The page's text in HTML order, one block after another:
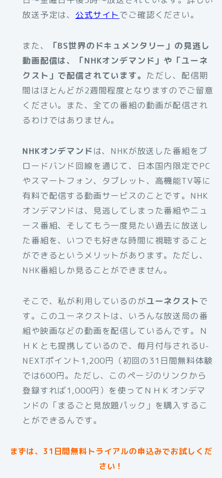
放送予定は、 公式サイトでご確認ください。
また、
「BS世界のドキュメンタリー」の見逃し
動画配信は、「NHKオンデマンド」や「ユーネ
クスト」で配信されています。 ただし、配信期
間はほとんどが2週間程度となりますのでご留意
ください。また、全ての番組の動画が配信され
るわけではありません。
NHKオンデマンド は、NHKが放送した番組をブ
ロードバンド回線を通じて、日本国内限定でPC
やスマートフォン、タブレット、高機能TV等に
有料で配信する動画サービスのことです。NHK
オンデマンドは、見逃してしまった番組やニュ
ース番組、そしてもう一度見たい過去に放送し
た番組を、いつでも好きな時間に視聴すること
ができるというメリットがあります。ただし、
NHK番組しか見ることができません。
そこで、私が利用しているのがユーネクストで
す。このユーネクストは、いろんな放送局の番
組や映画などの動画を配信しているんです。Ｎ
ＨＫとも提携しているので、毎月付与されるU-
NEXTポイント1,200円（初回の31日間無料体験
では600円。ただし、このページのリンクから
登録すれば1,000円）を使ってＮＨＫオンデマ
ンドの「まるごと見放題パック」を購入するこ
とができるんです。
まずは、31日間無料トライアルの申込みでお試しくだ
さい！